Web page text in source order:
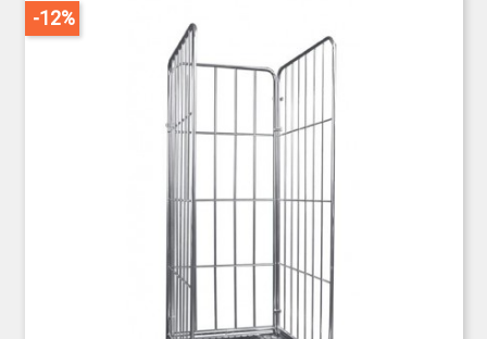
-12%